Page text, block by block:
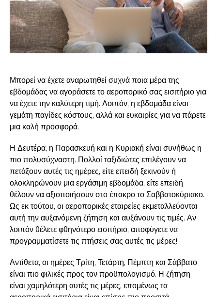
Μπορεί να έχετε αναρωτηθεί συχνά ποια μέρα της
εβδομάδας να αγοράσετε το αεροπορικό σας εισιτήριο για
να έχετε την καλύτερη τιμή. Λοιπόν, η εβδομάδα είναι
γεμάτη παγίδες κόστους, αλλά και ευκαιρίες για να πάρετε
μια καλή προσφορά.
Η Δευτέρα, η Παρασκευή και η Κυριακή είναι συνήθως η
πιο πολυσύχναστη. Πολλοί ταξιδιώτες επιλέγουν να
πετάξουν αυτές τις ημέρες, είτε επειδή ξεκινούν ή
ολοκληρώνουν μια εργάσιμη εβδομάδα, είτε επειδή
θέλουν να αξιοποιήσουν στο έπακρο το Σαββατοκύριακο.
Ως εκ τούτου, οι αεροπορικές εταιρείες εκμεταλλεύονται
αυτή την αυξανόμενη ζήτηση και αυξάνουν τις τιμές. Αν
λοιπόν θέλετε φθηνότερο εισιτήριο, αποφύγετε να
προγραμματίσετε τις πτήσεις σας αυτές τις μέρες!
Αντίθετα, οι ημέρες Τρίτη, Τετάρτη, Πέμπτη και Σάββατο
είναι πιο φιλικές προς τον προϋπολογισμό. Η ζήτηση
είναι χαμηλότερη αυτές τις μέρες, επομένως τα